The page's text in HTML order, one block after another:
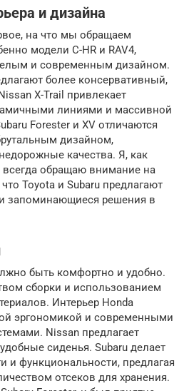
и дизайна
на что мы обращаем
модели C-HR и RAV4,
и современным дизайном.
более консервативный,
X-Trail привлекает
линиями и массивной
Forester и XV отличаются
дизайном,
качества. Я, как
обращаю внимание на
Toyota и Subaru предлагают
запоминающиеся решения в
быть комфортно и удобно.
сборки и использованием
Интерьер Honda
эргономикой и современными
Nissan предлагает
сиденья. Subaru делает
и функциональности, предлагая
отсеков для хранения.